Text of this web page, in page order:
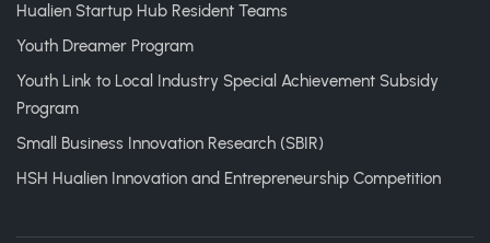
Hualien Startup Hub Resident Teams
Youth Dreamer Program
Youth Link to Local Industry Special Achievement Subsidy
Program
Small Business Innovation Research (SBIR)
HSH Hualien Innovation and Entrepreneurship Competition